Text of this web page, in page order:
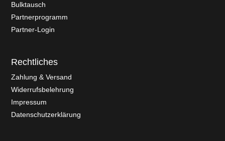
Bulktausch
Partnerprogramm
Partner-Login
Rechtliches
Zahlung & Versand
Widerrufsbelehrung
Impressum
Datenschutzerklärung